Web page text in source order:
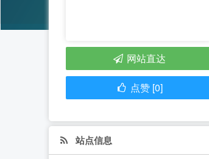
网站直达
点赞 [0]
站点信息